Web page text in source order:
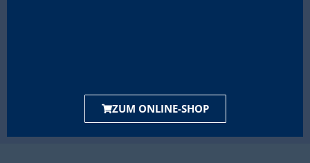
ZUM ONLINE-SHOP